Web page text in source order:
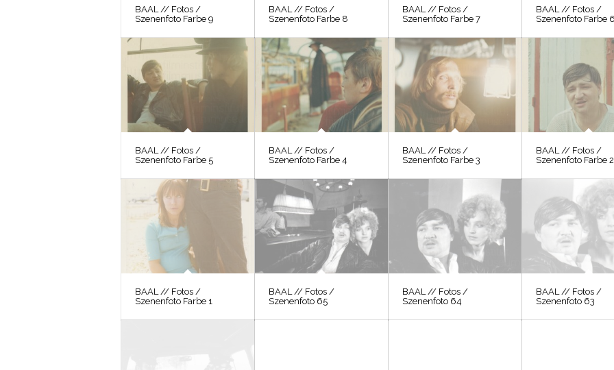
BAAL // Fotos /
Szenenfoto Farbe 9
BAAL // Fotos /
Szenenfoto Farbe 8
BAAL // Fotos /
Szenenfoto Farbe 7
BAAL // Fotos /
Szenenfoto Farbe
BAAL // Fotos /
Szenenfoto Farbe 5
BAAL // Fotos /
Szenenfoto Farbe 4
BAAL // Fotos /
Szenenfoto Farbe 3
BAAL // Fotos /
Szenenfoto Farbe 2
BAAL // Fotos /
Szenenfoto Farbe 1
BAAL // Fotos /
Szenenfoto 65
BAAL // Fotos /
Szenenfoto 64
BAAL // Fotos /
Szenenfoto 63